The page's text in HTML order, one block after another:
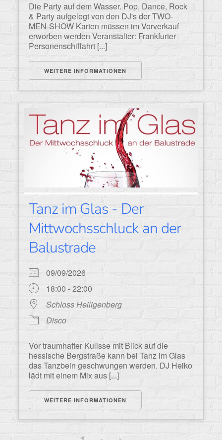
Die Party auf dem Wasser. Pop, Dance, Rock
& Party aufgelegt von den DJ's der TWO-
MEN-SHOW Karten müssen im Vorverkauf
erworben werden Veranstalter: Frankfurter
Personenschiffahrt [...]
WEITERE INFORMATIONEN
Tanz im Glas - Der
Mittwochsschluck an der
Balustrade
09/09/2026
18:00 - 22:00
Schloss Heiligenberg
Disco
Vor traumhafter Kulisse mit Blick auf die
hessische Bergstraße kann bei Tanz im Glas
das Tanzbein geschwungen werden. DJ Heiko
lädt mit einem Mix aus [...]
WEITERE INFORMATIONEN